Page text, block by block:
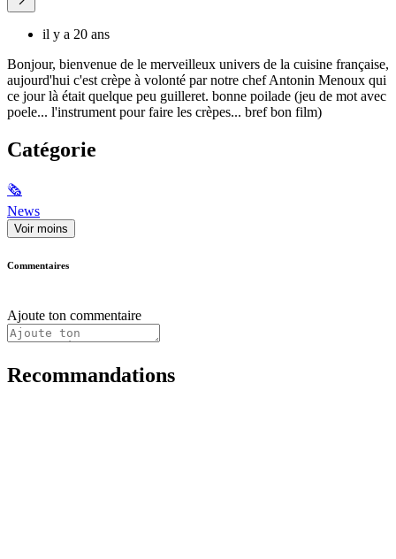
il y a 20 ans
Bonjour, bienvenue de le merveilleux univers de la cuisine française,
aujourd'hui c'est crèpe à volonté par notre chef Antonin Menoux qui
ce jour là était quelque peu guilleret. bonne poilade (jeu de mot avec
poele... l'instrument pour faire les crèpes... bref bon film)
Catégorie
🗞
News
Voir moins
Commentaires
Ajoute ton commentaire
Recommandations